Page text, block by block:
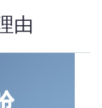
由